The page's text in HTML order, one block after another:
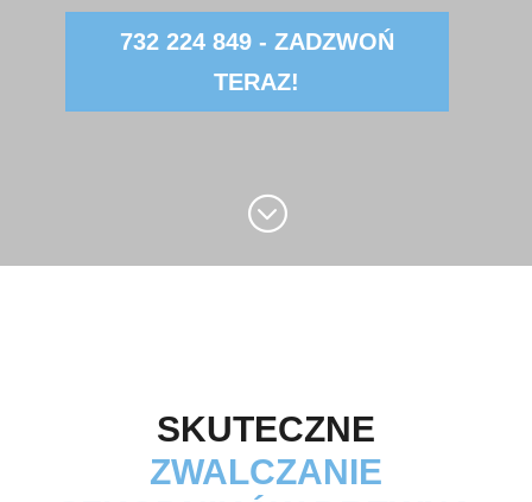
732 224 849 - ZADZWOŃ
TERAZ!
;
SKUTECZNE
ZWALCZANIE